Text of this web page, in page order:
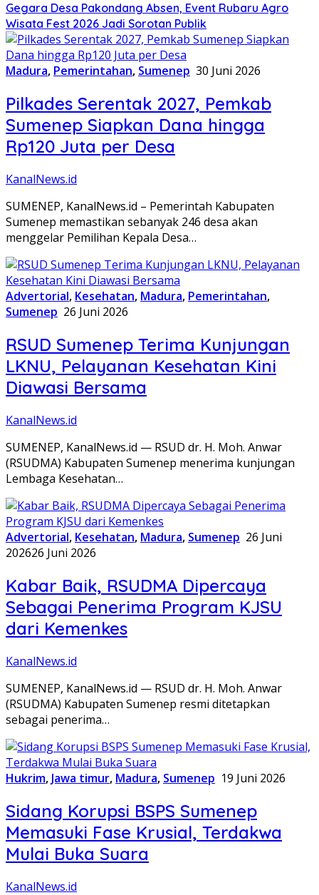
Gegara Desa Pakondang Absen, Event Rubaru Agro
Wisata Fest 2026 Jadi Sorotan Publik
Madura, Pemerintahan, Sumenep 30 Juni 2026
Pilkades Serentak 2027, Pemkab
Sumenep Siapkan Dana hingga
Rp120 Juta per Desa
KanalNews.id
SUMENEP, KanalNews.id – Pemerintah Kabupaten
Sumenep memastikan sebanyak 246 desa akan
menggelar Pemilihan Kepala Desa…
Advertorial, Kesehatan, Madura, Pemerintahan,
Sumenep 26 Juni 2026
RSUD Sumenep Terima Kunjungan
LKNU, Pelayanan Kesehatan Kini
Diawasi Bersama
KanalNews.id
SUMENEP, KanalNews.id — RSUD dr. H. Moh. Anwar
(RSUDMA) Kabupaten Sumenep menerima kunjungan
Lembaga Kesehatan…
Advertorial, Kesehatan, Madura, Sumenep 26 Juni
202626 Juni 2026
Kabar Baik, RSUDMA Dipercaya
Sebagai Penerima Program KJSU
dari Kemenkes
KanalNews.id
SUMENEP, KanalNews.id — RSUD dr. H. Moh. Anwar
(RSUDMA) Kabupaten Sumenep resmi ditetapkan
sebagai penerima…
Hukrim, Jawa timur, Madura, Sumenep 19 Juni 2026
Sidang Korupsi BSPS Sumenep
Memasuki Fase Krusial, Terdakwa
Mulai Buka Suara
KanalNews.id